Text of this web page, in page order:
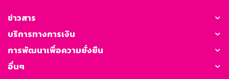
ข่าวสาร
บริการทางการเงิน
การพัฒนาเพื่อความยั่งยืน
อื่นๆ